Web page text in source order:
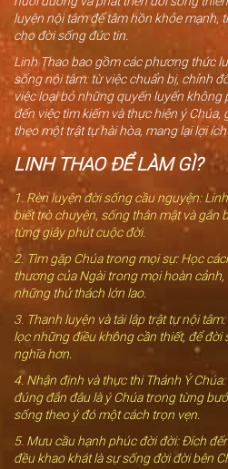
luyện nội tâm để tâm hồn khỏe mạnh,
cho đời sống đức tin.
Linh Thao bao gồm các phương thức
sống nội tâm: từ việc chuẩn bị, chỉnh
việc loại bỏ những quyến luyến không
đến việc tìm kiếm và thực hiện ý
theo một trật tự hài hòa, mang lại lợi
LINH THAO ĐỂ LÀM GÌ?
1. Rèn luyện đời sống cầu nguyện:
biết trò chuyện, sống thân mật và gắn
từng giây phút cuộc đời.
2. Tìm gặp Chúa trong mọi sự: Học
thương của Ngài trong mọi hoàn
những thử thách lớn lao.
3. Thanh luyện và tái lập trật tự nội
lọc những điều không cần thiết, để đời
nghĩa hơn.
4. Nhận định và thực thi Thánh Ý
đúng đắn đâu là ý Chúa trong từng
sống theo ý đó một cách trọn vẹn.
5. Mưu cầu hạnh phúc đời đời: Đích
đều khao khát là sự sống đời đời bên